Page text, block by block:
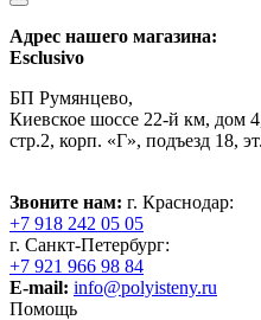
Адрес нашего магазина:
Esclusivo
БП Румянцево,
Киевское шоссе 22-й км, дом
стр.2, корп. «Г», подъезд 18,
Звоните нам: г. Краснодар:
+7 918 242 05 05
г. Санкт-Петербург:
+7 921 966 98 84
E-mail: info@polyisteny.ru
Помощь